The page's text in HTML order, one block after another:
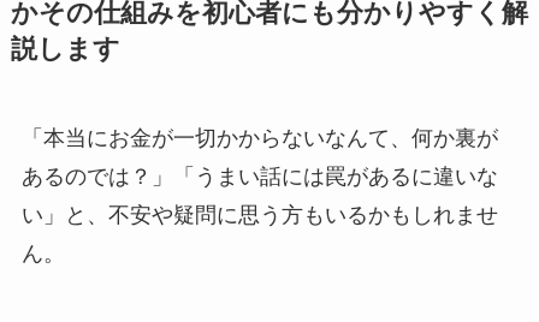
かその仕組みを初心者にも分かりやすく解
説します
「本当にお金が一切かからないなんて、何か裏が
あるのでは？」「うまい話には罠があるに違いな
い」と、不安や疑問に思う方もいるかもしれませ
ん。